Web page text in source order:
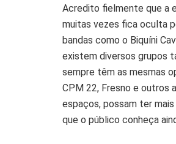
Acredito fielmente que a
muitas vezes fica oculta
bandas como o Biquíni
existem diversos grupos
sempre têm as mesmas
CPM 22, Fresno e outros
espaços, possam ter
que o público conheça